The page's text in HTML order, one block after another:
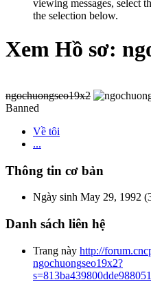
viewing messages, select
the selection below.
Xem Hồ sơ:
ngochuongseo19x2
Banned
Về tôi
...
Thông tin cơ bản
Ngày sinh May 29, 1992
Danh sách liên hệ
Trang này http://
ngochuongseo19x2?